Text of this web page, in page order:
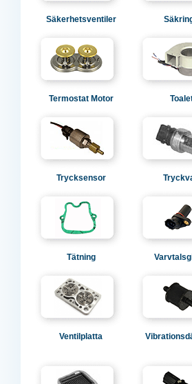
Säkerhetsventiler
Termostat Motor
Trycksensor
Tätning
Ventilplatta